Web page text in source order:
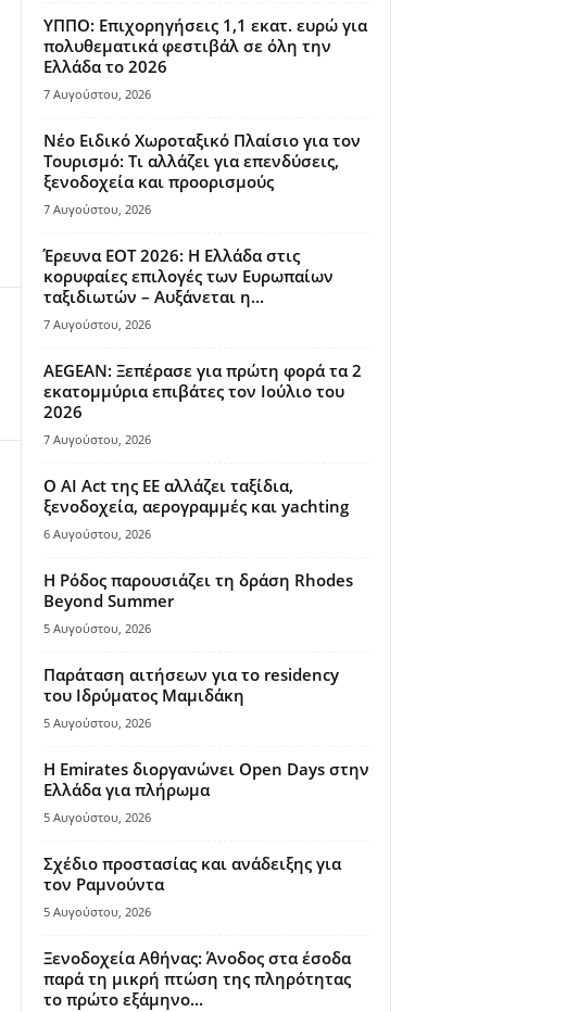
ΥΠΠΟ: Επιχορηγήσεις 1,1 εκατ. ευρώ για
πολυθεματικά φεστιβάλ σε όλη την
Ελλάδα το 2026
7 Αυγούστου, 2026
Νέο Ειδικό Χωροταξικό Πλαίσιο για τον
Τουρισμό: Τι αλλάζει για επενδύσεις,
ξενοδοχεία και προορισμούς
7 Αυγούστου, 2026
Έρευνα ΕΟΤ 2026: Η Ελλάδα στις
κορυφαίες επιλογές των Ευρωπαίων
ταξιδιωτών – Αυξάνεται η...
7 Αυγούστου, 2026
AEGEAN: Ξεπέρασε για πρώτη φορά τα 2
εκατομμύρια επιβάτες τον Ιούλιο του
2026
7 Αυγούστου, 2026
Ο AI Act της ΕΕ αλλάζει ταξίδια,
ξενοδοχεία, αερογραμμές και yachting
6 Αυγούστου, 2026
Η Ρόδος παρουσιάζει τη δράση Rhodes
Beyond Summer
5 Αυγούστου, 2026
Παράταση αιτήσεων για το residency
του Ιδρύματος Μαμιδάκη
5 Αυγούστου, 2026
Η Emirates διοργανώνει Open Days στην
Ελλάδα για πλήρωμα
5 Αυγούστου, 2026
Σχέδιο προστασίας και ανάδειξης για
τον Ραμνούντα
5 Αυγούστου, 2026
Ξενοδοχεία Αθήνας: Άνοδος στα έσοδα
παρά τη μικρή πτώση της πληρότητας
το πρώτο εξάμηνο...